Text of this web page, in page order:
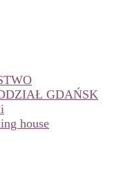
GDAŃSK
house